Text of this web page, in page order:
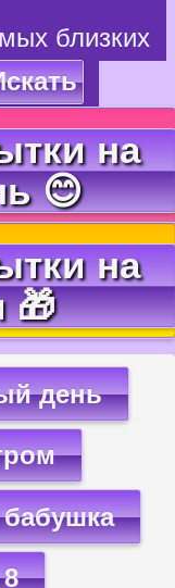
близких
на
😊
на
🎁
день